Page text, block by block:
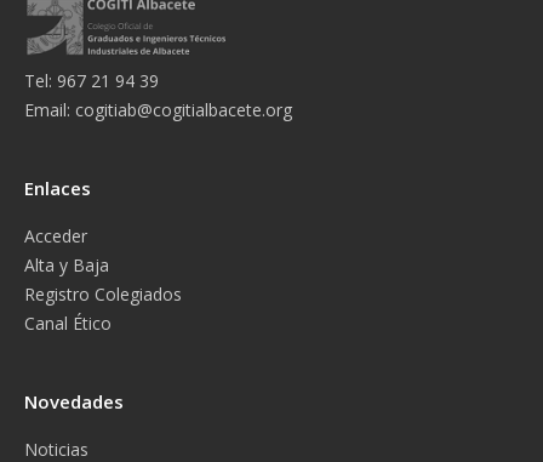
Tel: 967 21 94 39
Email: cogitiab@cogitialbacete.org
Enlaces
Acceder
Alta y Baja
Registro Colegiados
Canal Ético
Novedades
Noticias